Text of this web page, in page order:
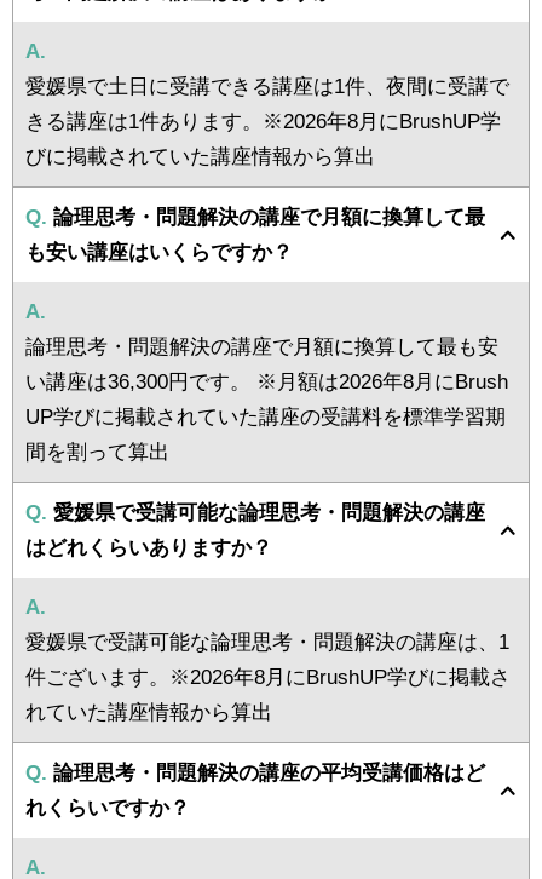
A.
愛媛県で土日に受講できる講座は1件、夜間に受講で
きる講座は1件あります。※2026年8月にBrushUP学
びに掲載されていた講座情報から算出
Q. 論理思考・問題解決の講座で月額に換算して最
も安い講座はいくらですか？
A.
論理思考・問題解決の講座で月額に換算して最も安
い講座は36,300円です。 ※月額は2026年8月にBrush
UP学びに掲載されていた講座の受講料を標準学習期
間を割って算出
Q. 愛媛県で受講可能な論理思考・問題解決の講座
はどれくらいありますか？
A.
愛媛県で受講可能な論理思考・問題解決の講座は、1
件ございます。※2026年8月にBrushUP学びに掲載さ
れていた講座情報から算出
Q. 論理思考・問題解決の講座の平均受講価格はど
れくらいですか？
A.